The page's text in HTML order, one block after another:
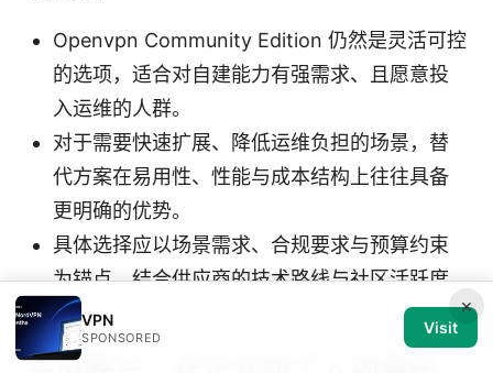
Openvpn Community Edition 仍然是灵活可控
的选项，适合对自建能力有强需求、且愿意投
入运维的人群。
对于需要快速扩展、降低运维负担的场景，替
代方案在易用性、性能与成本结构上往往具备
更明确的优势。
具体选择应以场景需求、合规要求与预算约束
为锚点，结合供应商的技术路线与社区活跃度
做综合评估。
×
VPN
SPONSORED
Visit